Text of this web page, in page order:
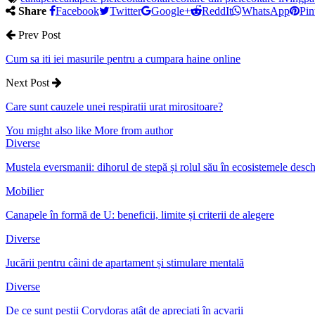
Share
Facebook Twitter Google+ ReddIt WhatsApp
Prev Post
Cum sa iti iei masurile pentru a cumpara haine online
Next Post
Care sunt cauzele unei respiratii urat mirositoare?
You might also like More from author
Diverse
Mustela eversmanii: dihorul de stepă și rolul său în ecosistemele
Mobilier
Canapele în formă de U: beneficii, limite și criterii de alegere
Diverse
Jucării pentru câini de apartament și stimulare mentală
Diverse
De ce sunt peștii Corydoras atât de apreciați în acvarii